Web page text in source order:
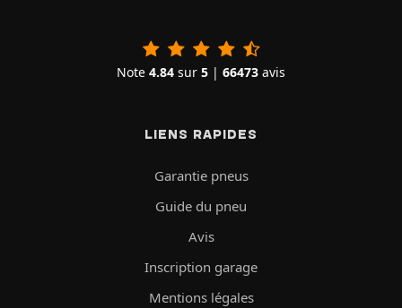
Note 4.84 sur 5 | 66473 avis
LIENS RAPIDES
Garantie pneus
Guide du pneu
Avis
Inscription garage
Mentions légales